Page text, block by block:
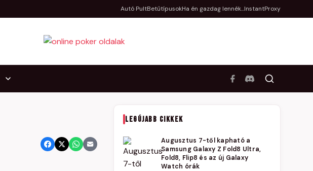
Autó PultBetűtípusokHa én gazdag lennék...InstantProxy
LEGÚJABB CIKKEK
Augusztus 7-től kapható a
Samsung Galaxy Z Fold8 Ultra,
Fold8, Flip8 és az új Galaxy
Watch órák